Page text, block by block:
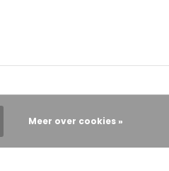
Meer over cookies »